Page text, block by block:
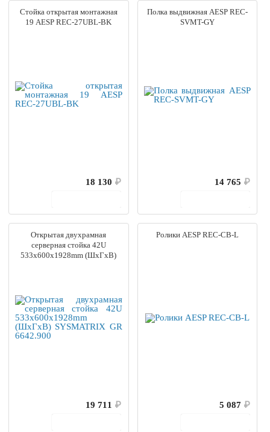
Стойка открытая монтажная
19 AESP REC-27UBL-BK
18 130 ₽
Полка выдвижная AESP REC-
SVMT-GY
14 765 ₽
Открытая двухрамная
серверная стойка 42U
533x600x1928mm (ШхГхВ)
19 711 ₽
Ролики AESP REC-CB-L
5 087 ₽